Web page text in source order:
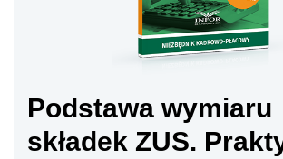
Podstawa wymiaru
składek ZUS.